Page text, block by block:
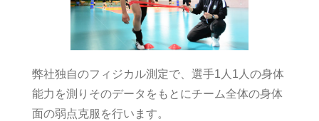
弊社独自のフィジカル測定で、選手1人1人の身体
能力を測りそのデータをもとにチーム全体の身体
面の弱点克服を行います。